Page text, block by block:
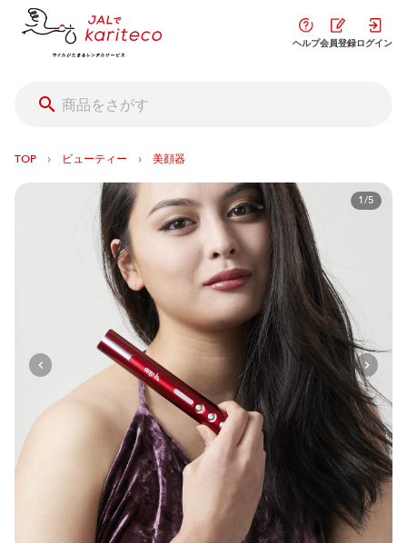
ヘルプ会員登録ログイン
TOP › ビューティー › 美顔器
1/5